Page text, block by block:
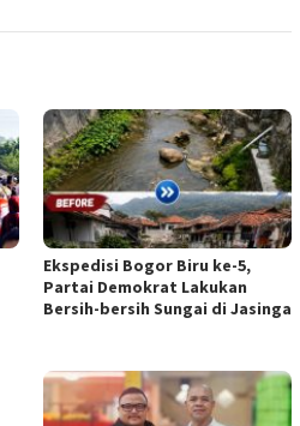
Ekspedisi Bogor Biru ke-5,
Partai Demokrat Lakukan
Bersih-bersih Sungai di Jasinga